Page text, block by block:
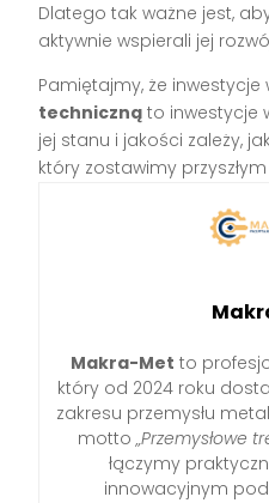
Dlatego tak ważne jest,
aktywnie wspierali jej
Pamiętajmy, że inwestycje
techniczną to inwestycje
jej stanu i jakości zależy,
który zostawimy
Makra-Met to
który od 2024 roku
zakresu przemysłu
motto„Przemysłowe
łączymy
innowacyjnym